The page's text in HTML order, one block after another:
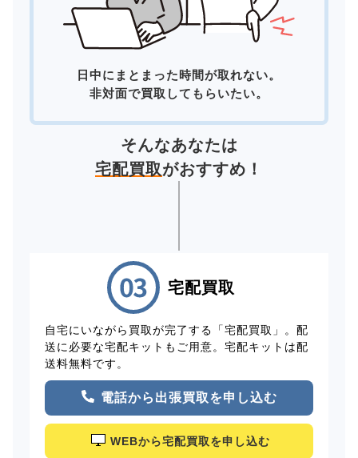
日中にまとまった時間が取れない。
非対面で買取してもらいたい。
そんなあなたは
宅配買取がおすすめ！
宅配買取
自宅にいながら買取が完了する「宅配買取」。配
送に必要な宅配キットもご用意。宅配キットは配
送料無料です。
電話から出張買取を申し込む
WEBから宅配買取を申し込む